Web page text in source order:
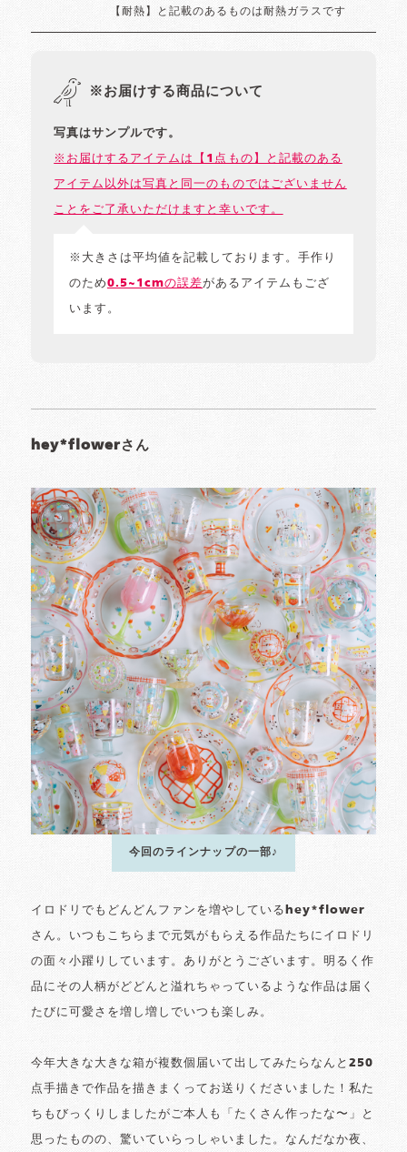
【耐熱】と記載のあるものは耐熱ガラスです
※お届けする商品について
写真はサンプルです。
※お届けするアイテムは【1点もの】と記載のある
アイテム以外は写真と同一のものではございません
ことをご了承いただけますと幸いです。
※大きさは平均値を記載しております。手作り
のため0.5~1cmの誤差があるアイテムもござ
います。
hey*flowerさん
今回のラインナップの一部♪
イロドリでもどんどんファンを増やしているhey*flower
さん。いつもこちらまで元気がもらえる作品たちにイロドリ
の面々小躍りしています。ありがとうございます。明るく作
品にその人柄がどどんと溢れちゃっているような作品は届く
たびに可愛さを増し増しでいつも楽しみ。
今年大きな大きな箱が複数個届いて出してみたらなんと250
点手描きで作品を描きまくってお送りくださいました！私た
ちもびっくりしましたがご本人も「たくさん作ったな〜」と
思ったものの、驚いていらっしゃいました。なんだなか夜、